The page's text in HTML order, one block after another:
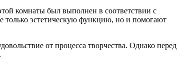
комнаты был выполнен в соответствии с
эстетическую функцию, но и помогают
от процесса творчества. Однако перед